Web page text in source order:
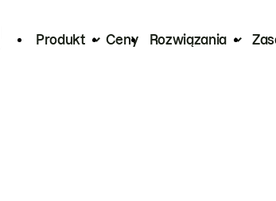
Produkt Ceny Rozwiązania